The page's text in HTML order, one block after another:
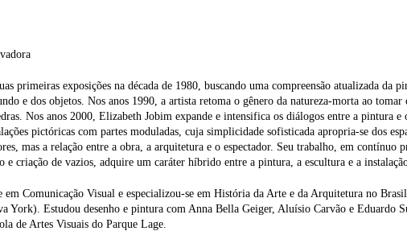
primeiras exposições na década de 1980, buscando uma compreensão atualizada da
e dos objetos. Nos anos 1990, a artista retoma o gênero da natureza-morta ao
Nos anos 2000, Elizabeth Jobim expande e intensifica os diálogos entre a pintura
pictóricas com partes moduladas, cuja simplicidade sofisticada apropria-se dos
mas a relação entre a obra, a arquitetura e o espectador. Seu trabalho, em contínuo
e criação de vazios, adquire um caráter híbrido entre a pintura, a escultura e a
Comunicação Visual e especializou-se em História da Arte e da Arquitetura no
York). Estudou desenho e pintura com Anna Bella Geiger, Aluísio Carvão e Eduardo
de Artes Visuais do Parque Lage.